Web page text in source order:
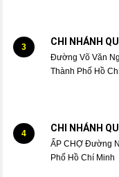
3 CHI NHÁNH
Đường Võ Văn
Thành Phố Hồ
4 CHI NHÁNH
ẤP CHỢ Đường
Phố Hồ Chí Minh